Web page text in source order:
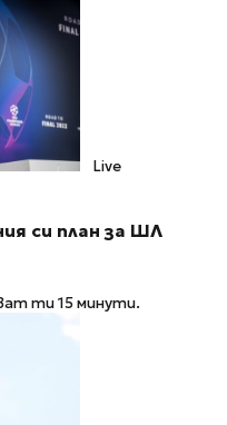
Live
си план за ШЛ
ти 15 минути.